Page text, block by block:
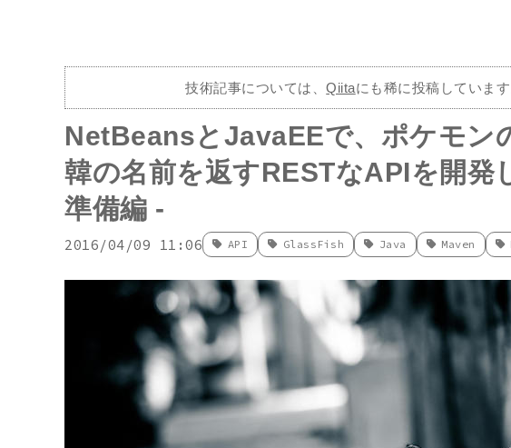
技術記事については、Qiitaにも稀に投稿しています
NetBeansとJavaEEで、ポケモン
韓の名前を返すRESTなAPIを開発
準備編 -
2016/04/09 11:06 API GlassFish Java Maven